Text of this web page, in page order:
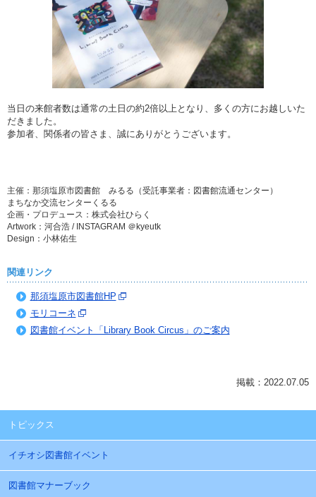
当日の来館者数は通常の土日の約2倍以上となり、多くの方にお越しいた
だきました。
参加者、関係者の皆さま、誠にありがとうございます。
主催：那須塩原市図書館 みるる（受託事業者：図書館流通センター）
まちなか交流センターくるる
企画・プロデュース：株式会社ひらく
Artwork：河合浩 / INSTAGRAM ＠kyeutk
Design：小林佑生
関連リンク
那須塩原市図書館HP
モリコーネ
図書館イベント「Library Book Circus」のご案内
掲載：2022.07.05
トピックス
イチオシ図書館イベント
図書館マナーブック